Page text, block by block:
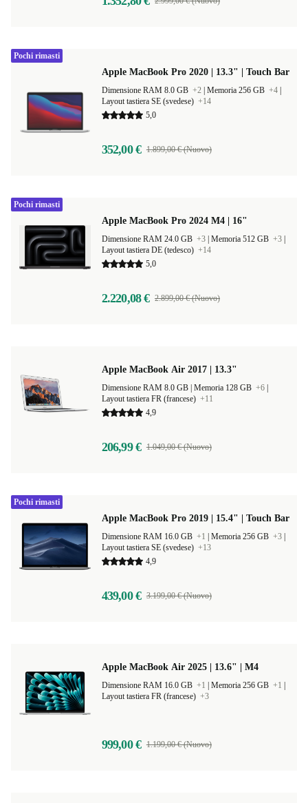
Apple MacBook Pro 2020 | 13.3" | Touch Bar
Dimensione RAM 8.0 GB +2 Memoria 256 GB +4
Layout tastiera SE (svedese) +14
5,0
352,00 € 1.899,00 € (Nuovo)
Pochi rimasti
Apple MacBook Pro 2024 M4 | 16"
Dimensione RAM 24.0 GB +3 Memoria 512 GB +3
Layout tastiera DE (tedesco) +14
5,0
2.220,08 € 2.899,00 € (Nuovo)
Pochi rimasti
Apple MacBook Air 2017 | 13.3"
Memoria 128 GB +6
Layout tastiera FR (francese) +11
4,9
206,99 € 1.049,00 € (Nuovo)
Apple MacBook Pro 2019 | 15.4" | Touch Bar
Dimensione RAM 16.0 GB +1 Memoria 256 GB +3
Layout tastiera SE (svedese) +13
4,9
439,00 € 3.199,00 € (Nuovo)
Pochi rimasti
Apple MacBook Air 2025 | 13.6" | M4
Dimensione RAM 16.0 GB +1 Memoria 256 GB +1
Layout tastiera FR (francese) +3
999,00 € 1.199,00 € (Nuovo)